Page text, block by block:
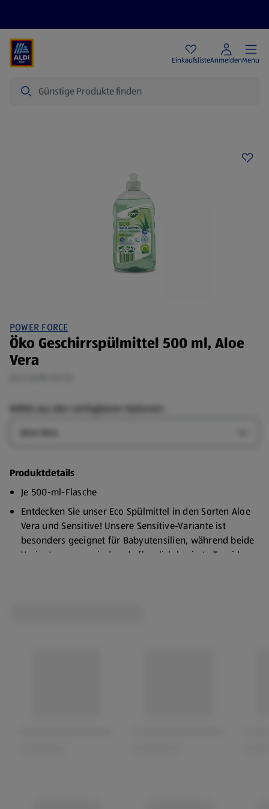
EinkaufslisteAnmeldenMenu
POWER FORCE
Öko Geschirrspülmittel 500 ml, Aloe
Vera
Wähle aus den verfügbaren Optionen:
Produktdetails
Je 500-ml-Flasche
Entdecken Sie unser Eco Spülmittel in den Sorten Aloe
Vera und Sensitive! Unsere Sensitive-Variante ist
besonders geeignet für Babyutensilien, während beide
Varianten vegan sind und pflanzlich basierte Tenside